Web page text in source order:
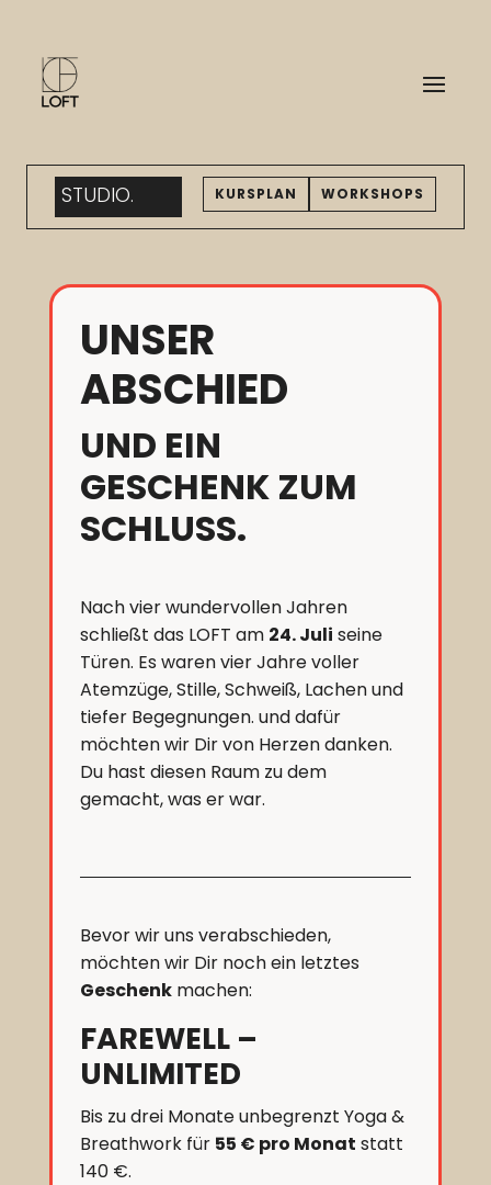
STUDIO. KURSPLAN WORKSHOPS
UNSER
ABSCHIED
UND EIN
GESCHENK ZUM
SCHLUSS.
Nach vier wundervollen Jahren
schließt das LOFT am 24. Juli seine
Türen. Es waren vier Jahre voller
Atemzüge, Stille, Schweiß, Lachen und
tiefer Begegnungen. und dafür
möchten wir Dir von Herzen danken.
Du hast diesen Raum zu dem
gemacht, was er war.
Bevor wir uns verabschieden,
möchten wir Dir noch ein letztes
Geschenkmachen:
FAREWELL –
UNLIMITED
Bis zu drei Monate unbegrenzt Yoga &
Breathwork für 55 € pro Monat statt
140 €.